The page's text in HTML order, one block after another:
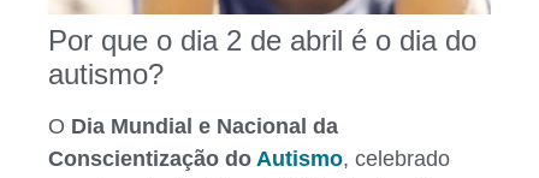
Por que o dia 2 de abril é o dia do
autismo?
O Dia Mundial e Nacional da
Conscientização do Autismo, celebrado